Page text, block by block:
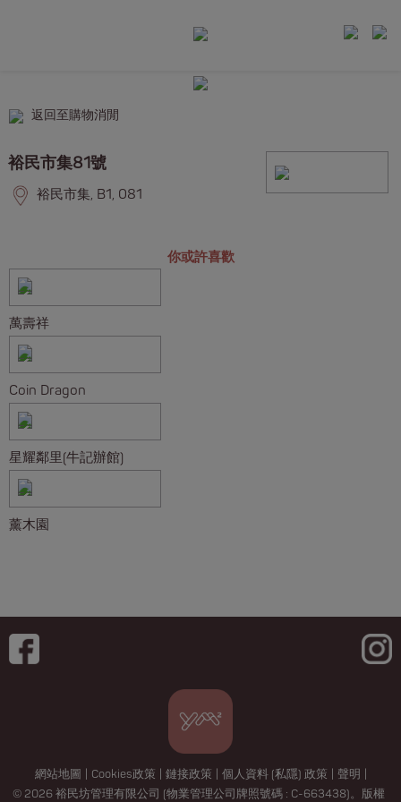
返回至購物消閒
裕民市集81號
裕民市集, B1, 081
你或許喜歡
萬壽祥
Coin Dragon
星耀鄰里(牛記辦館)
薰木園
網站地圖 Cookies政策 鏈接政策 個人資料 (私隱) 政策 聲明
© 2026 裕民坊管理有限公司 (物業管理公司牌照號碼 : C-663438)。版權